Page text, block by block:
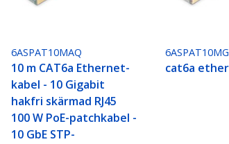
6ASPAT10MAQ
10 m CAT6a Ethernet-
kabel - 10 Gigabit
hakfri skärmad RJ45
100 W PoE-patchkabel -
10 GbE STP-
cat6a